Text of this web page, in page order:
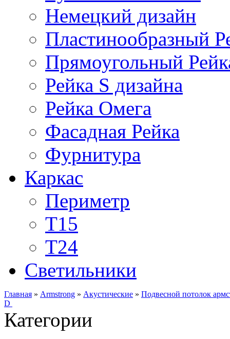
Немецкий дизайн
Пластинообразный
Прямоугольный
Рейка S дизайна
Рейка Омега
Фасадная Рейка
Фурнитура
Каркас
Периметр
Т15
Т24
Светильники
Главная » Armstrong » Акустические » Подвесной потолок
D
Категории